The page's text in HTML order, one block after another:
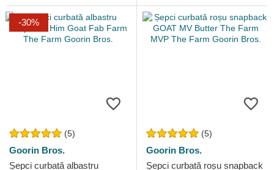
-30%
(5)
Goorin Bros.
Șepci curbată albastru
(5)
Goorin Bros.
Șepci curbată roșu snapback